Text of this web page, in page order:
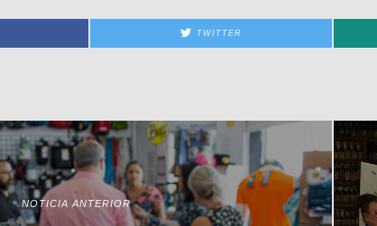
TWITTER
NOTICIA ANTERIOR